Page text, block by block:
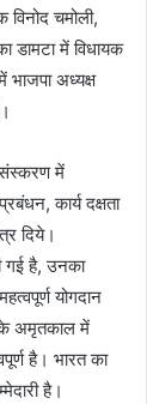
विनोद चमोली,
डामटा में विधायक
अध्यक्ष
संस्करण में
कार्य दक्षता
दिये।
गई है, उनका
योगदान
अमृतकाल में
है। भारत का
है।